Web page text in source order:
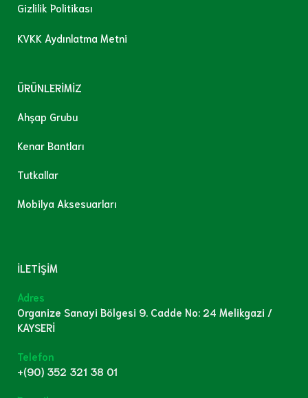
Gizlilik Politikası
KVKK Aydınlatma Metni
ÜRÜNLERİMİZ
Ahşap Grubu
Kenar Bantları
Tutkallar
Mobilya Aksesuarları
İLETİŞİM
Adres
Organize Sanayi Bölgesi 9. Cadde No: 24 Melikgazi /
KAYSERİ
Telefon
+(90) 352 321 38 01